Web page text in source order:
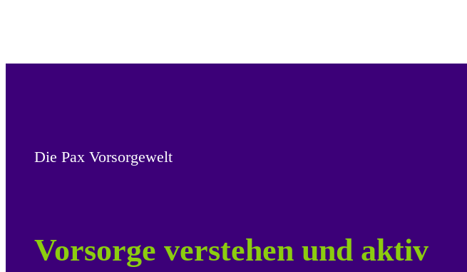
Die Pax Vorsorgewelt
Vorsorge verstehen und aktiv